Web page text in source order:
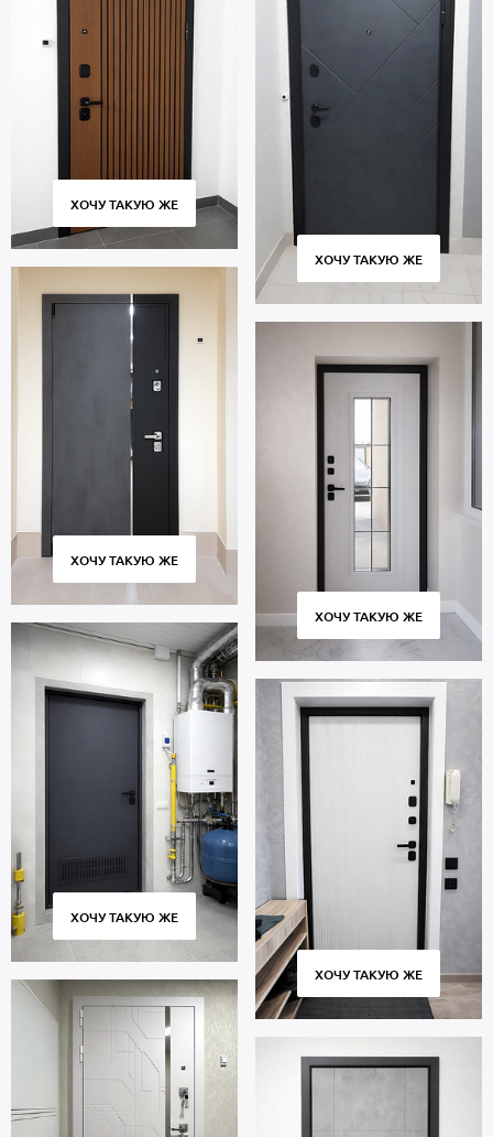
ХОЧУ ТАКУЮ ЖЕ
ХОЧУ ТАКУЮ ЖЕ
ХОЧУ ТАКУЮ ЖЕ
ХОЧУ ТАКУЮ ЖЕ
ХОЧУ ТАКУЮ ЖЕ
ХОЧУ ТАКУЮ ЖЕ